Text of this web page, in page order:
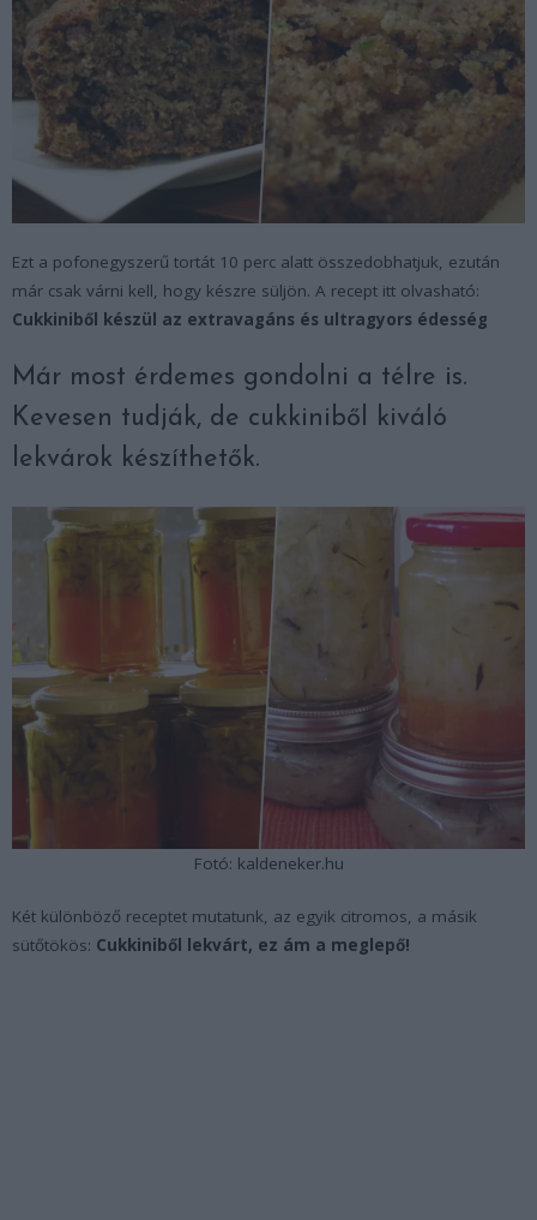
Ezt a pofonegyszerű tortát 10 perc alatt összedobhatjuk, ezután
már csak várni kell, hogy készre süljön. A recept itt olvasható:
Cukkiniből készül az extravagáns és ultragyors édesség
Már most érdemes gondolni a télre is.
Kevesen tudják, de cukkiniből kiváló
lekvárok készíthetők.
Fotó: kaldeneker.hu
Két különböző receptet mutatunk, az egyik citromos, a másik
sütőtökös: Cukkiniből lekvárt, ez ám a meglepő!